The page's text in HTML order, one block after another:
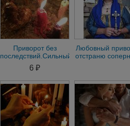
Приворот без
последствий.Сильный
любовный
приворот.Вуду.Таро.гадание
6 ₽
Любовный
отстраню